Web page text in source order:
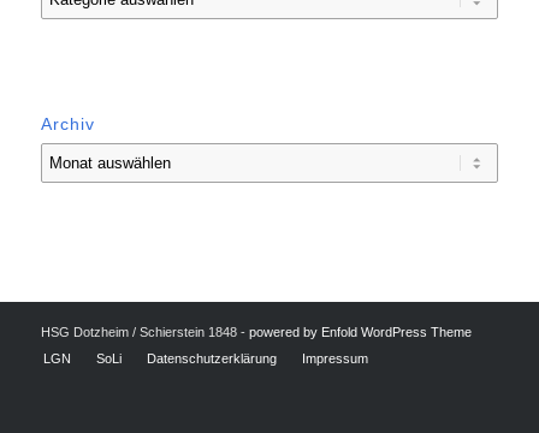
Archiv
HSG Dotzheim / Schierstein 1848 - powered by Enfold WordPress Theme
LGN
SoLi Datenschutzerklärung Impressum